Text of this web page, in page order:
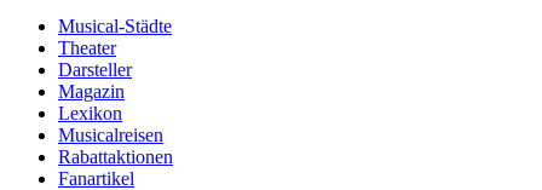
Musical-Städte
Theater
Darsteller
Magazin
Lexikon
Musicalreisen
Rabattaktionen
Fanartikel